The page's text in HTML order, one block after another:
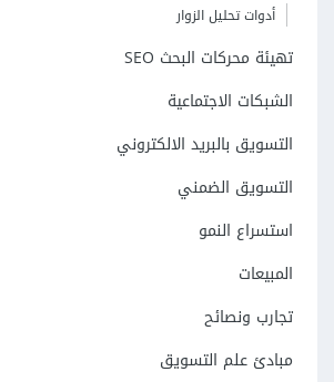
أدوات تحليل الزوار
تهيئة محركات البحث SEO
الشبكات الاجتماعية
التسويق بالبريد الالكتروني
التسويق الضمني
استسراع النمو
المبيعات
تجارب ونصائح
مبادئ علم التسويق